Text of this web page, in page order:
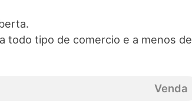
todo tipo de comercio e a menos de
Venda